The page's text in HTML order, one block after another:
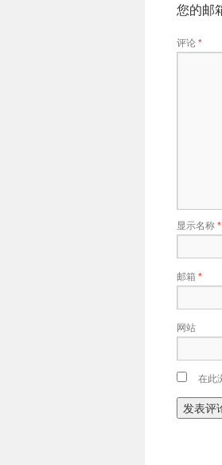
您的邮
评论*
显示名称*
邮箱 *
网站
在此